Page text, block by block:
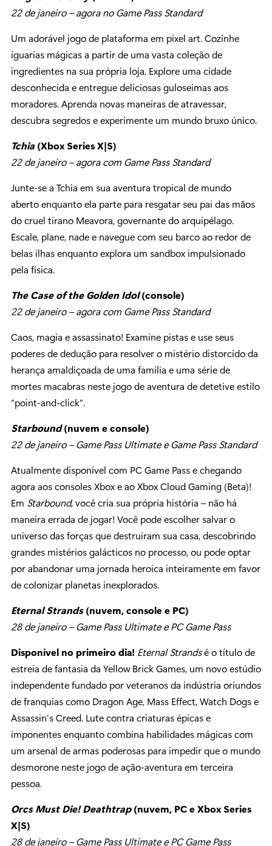
22 de janeiro – agora no Game Pass Standard
Um adorável jogo de plataforma em pixel art. Cozinhe
iguarias mágicas a partir de uma vasta coleção de
ingredientes na sua própria loja. Explore uma cidade
desconhecida e entregue deliciosas guloseimas aos
moradores. Aprenda novas maneiras de atravessar,
descubra segredos e experimente um mundo bruxo único.
Tchia (Xbox Series X|S)
22 de janeiro – agora com Game Pass Standard
Junte-se a Tchia em sua aventura tropical de mundo
aberto enquanto ela parte para resgatar seu pai das mãos
do cruel tirano Meavora, governante do arquipélago.
Escale, plane, nade e navegue com seu barco ao redor de
belas ilhas enquanto explora um sandbox impulsionado
pela física.
The Case of the Golden Idol(console)
22 de janeiro – agora com Game Pass Standard
Caos, magia e assassinato! Examine pistas e use seus
poderes de dedução para resolver o mistério distorcido da
herança amaldiçoada de uma família e uma série de
mortes macabras neste jogo de aventura de detetive estilo
“point-and-click”.
Starbound(nuvem e console)
22 de janeiro – Game Pass Ultimate e Game Pass Standard
Atualmente disponível com PC Game Pass e chegando
agora aos consoles Xbox e ao Xbox Cloud Gaming (Beta)!
Em Starbound, você cria sua própria história – não há
maneira errada de jogar! Você pode escolher salvar o
universo das forças que destruíram sua casa, descobrindo
grandes mistérios galácticos no processo, ou pode optar
por abandonar uma jornada heroica inteiramente em favor
de colonizar planetas inexplorados.
Eternal Strands(nuvem, console e PC)
28 de janeiro – Game Pass Ultimate e PC Game Pass
Disponível no primeiro dia! Eternal Strandsé o título de
estreia de fantasia da Yellow Brick Games, um novo estúdio
independente fundado por veteranos da indústria oriundos
de franquias como Dragon Age, Mass Effect, Watch Dogs e
Assassin’s Creed. Lute contra criaturas épicas e
imponentes enquanto combina habilidades mágicas com
um arsenal de armas poderosas para impedir que o mundo
desmorone neste jogo de ação-aventura em terceira
pessoa.
Orcs Must Die! Deathtrap(nuvem, PC e Xbox Series
X|S)
28 de janeiro – Game Pass Ultimate e PC Game Pass